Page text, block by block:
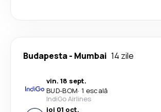
Budapesta- Mumbai 14 zile
vin. 18 sept.
BUD-BOM· 1 escală
IndiGo Airlines
joi 01 oct.